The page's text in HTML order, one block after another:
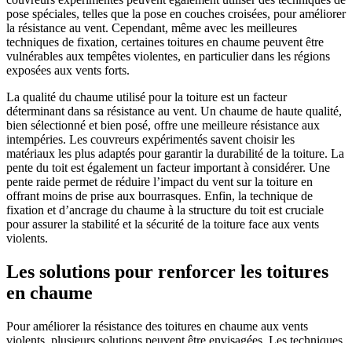
pose spéciales, telles que la pose en couches croisées, pour améliorer
la résistance au vent. Cependant, même avec les meilleures
techniques de fixation, certaines toitures en chaume peuvent être
vulnérables aux tempêtes violentes, en particulier dans les régions
exposées aux vents forts.
La qualité du chaume utilisé pour la toiture est un facteur
déterminant dans sa résistance au vent. Un chaume de haute qualité,
bien sélectionné et bien posé, offre une meilleure résistance aux
intempéries. Les couvreurs expérimentés savent choisir les
matériaux les plus adaptés pour garantir la durabilité de la toiture. La
pente du toit est également un facteur important à considérer. Une
pente raide permet de réduire l’impact du vent sur la toiture en
offrant moins de prise aux bourrasques. Enfin, la technique de
fixation et d’ancrage du chaume à la structure du toit est cruciale
pour assurer la stabilité et la sécurité de la toiture face aux vents
violents.
Les solutions pour renforcer les toitures
en chaume
Pour améliorer la résistance des toitures en chaume aux vents
violents, plusieurs solutions peuvent être envisagées. Les techniques